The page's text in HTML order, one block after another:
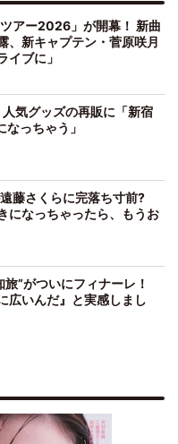
アー2026」が開幕！ 新曲
、新キャプテン・菅原咲月
イブに」
気グッズの再販に「新宿
なっちゃう」
藤さくらに完落ち寸前?
になっちゃったら、もうお
”がついにフィナーレ！
広いんだ』と実感しまし